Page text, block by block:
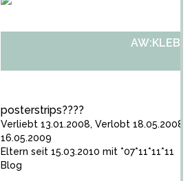
posterstrips????
Verliebt 13.01.2008, Verlobt 18.05.2008
16.05.2009
Eltern seit 15.03.2010 mit *07*11*11*11
Blog